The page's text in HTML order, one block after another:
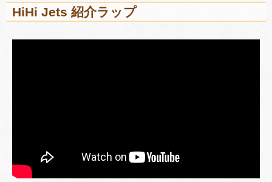
HiHi Jets 紹介ラップ